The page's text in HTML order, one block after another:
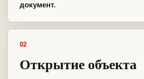
документ.
02
Открытие объекта